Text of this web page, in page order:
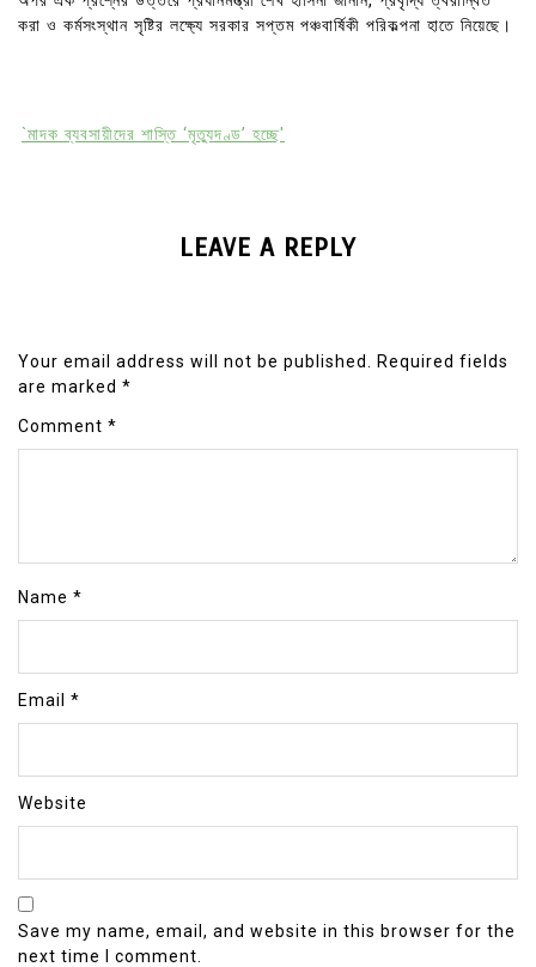
করা ও কর্মসংস্থান সৃষ্টির লক্ষ্যে সরকার সপ্তম পঞ্চবার্ষিকী পরিকল্পনা হাতে নিয়েছে।
`মাদক ব্যবসায়ীদের শাস্তি ‘মৃত্যুদণ্ড’ হচ্ছে'
LEAVE A REPLY
Your email address will not be published.
Required fields
are marked *
Comment *
Name *
Email *
Website
Save my name, email, and website in this browser for the
next time I comment.